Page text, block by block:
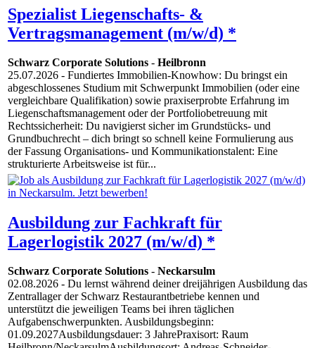
Spezialist Liegenschafts- &
Vertragsmanagement (m/w/d) *
Schwarz Corporate Solutions - Heilbronn
25.07.2026 - Fundiertes Immobilien-Knowhow: Du bringst ein
abgeschlossenes Studium mit Schwerpunkt Immobilien (oder eine
vergleichbare Qualifikation) sowie praxiserprobte Erfahrung im
Liegenschaftsmanagement oder der Portfoliobetreuung mit
Rechtssicherheit: Du navigierst sicher im Grundstücks- und
Grundbuchrecht – dich bringt so schnell keine Formulierung aus
der Fassung Organisations- und Kommunikationstalent: Eine
strukturierte Arbeitsweise ist für...
Ausbildung zur Fachkraft für
Lagerlogistik 2027 (m/w/d) *
Schwarz Corporate Solutions - Neckarsulm
02.08.2026 - Du lernst während deiner dreijährigen Ausbildung das
Zentrallager der Schwarz Restaurantbetriebe kennen und
unterstützt die jeweiligen Teams bei ihren täglichen
Aufgabenschwerpunkten. Ausbildungsbeginn:
01.09.2027Ausbildungsdauer: 3 JahrePraxisort: Raum